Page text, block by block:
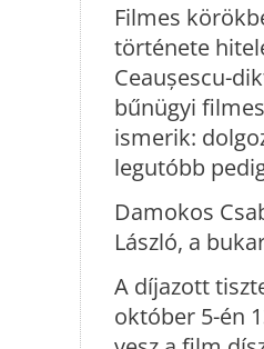
Filmes
története
Ceaușescu-
bűnügyi
ismerik:
legutóbb
Damokos
László, a
A díjazott
október 5-én